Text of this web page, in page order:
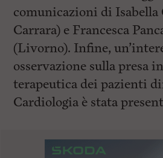
comunicazioni di Isabella
Carrara) e Francesca
(Livorno). Infine,
osservazione sulla presa
terapeutica dei pazienti
Cardiologia è stata